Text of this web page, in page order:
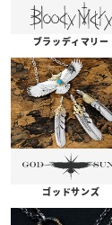
ブラッディマリー
ゴッドサンズ